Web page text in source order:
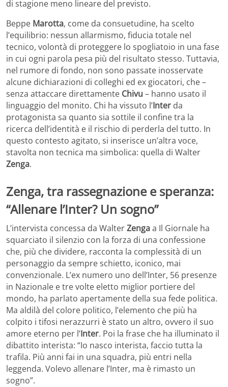
di stagione meno lineare del previsto.
Beppe Marotta, come da consuetudine, ha scelto
l’equilibrio: nessun allarmismo, fiducia totale nel
tecnico, volontà di proteggere lo spogliatoio in una fase
in cui ogni parola pesa più del risultato stesso. Tuttavia,
nel rumore di fondo, non sono passate inosservate
alcune dichiarazioni di colleghi ed ex giocatori, che –
senza attaccare direttamente Chivu – hanno usato il
linguaggio del monito. Chi ha vissuto l’Inter da
protagonista sa quanto sia sottile il confine tra la
ricerca dell’identità e il rischio di perderla del tutto. In
questo contesto agitato, si inserisce un’altra voce,
stavolta non tecnica ma simbolica: quella di Walter
Zenga.
Zenga, tra rassegnazione e speranza:
“Allenare l’Inter? Un sogno”
L’intervista concessa da WalterZengaa Il Giornale ha
squarciato il silenzio con la forza di una confessione
che, più che dividere, racconta la complessità di un
personaggio da sempre schietto, iconico, mai
convenzionale. L’ex numero uno dell’Inter, 56 presenze
in Nazionale e tre volte eletto miglior portiere del
mondo, ha parlato apertamente della sua fede politica.
Ma aldilà del colore politico, l’elemento che più ha
colpito i tifosi nerazzurri è stato un altro, ovvero il suo
amore eterno per l’Inter. Poi la frase che ha illuminato il
dibattito interista: “Io nasco interista, faccio tutta la
trafila. Più anni fai in una squadra, più entri nella
leggenda. Volevo allenare l’Inter, ma è rimasto un
sogno”.